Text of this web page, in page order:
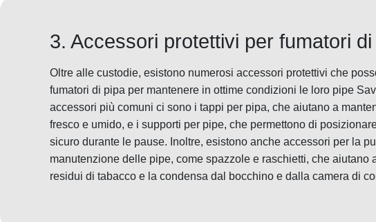
3. Accessori protettivi per fumatori
Oltre alle custodie, esistono numerosi accessori protettivi che
fumatori di pipa per mantenere in ottime condizioni le loro pipe
accessori più comuni ci sono i tappi per pipa, che aiutano a
fresco e umido, e i supporti per pipe, che permettono di
sicuro durante le pause. Inoltre, esistono anche accessori per la
manutenzione delle pipe, come spazzole e raschietti, che aiutano
residui di tabacco e la condensa dal bocchino e dalla camera di